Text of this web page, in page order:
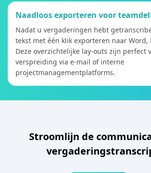
Naadloos exporteren voor
Nadat u vergaderingen hebt
tekst met één klik exporteren naar Word,
Deze overzichtelijke lay-outs zijn perfect
verspreiding via e-mail of interne
projectmanagementplatforms.
Stroomlijn de